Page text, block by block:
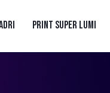
PRINT SUPER LUMI